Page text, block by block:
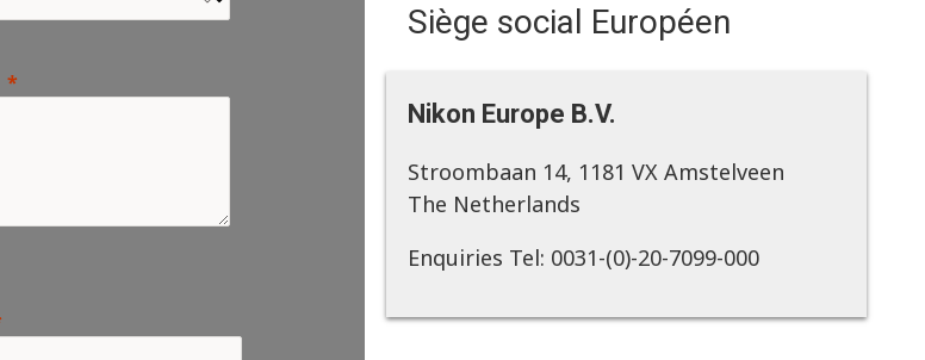
Siège social Européen
Nikon Europe B.V.
Stroombaan 14, 1181 VX Amstelveen
The Netherlands
Enquiries Tel: 0031-(0)-20-7099-000